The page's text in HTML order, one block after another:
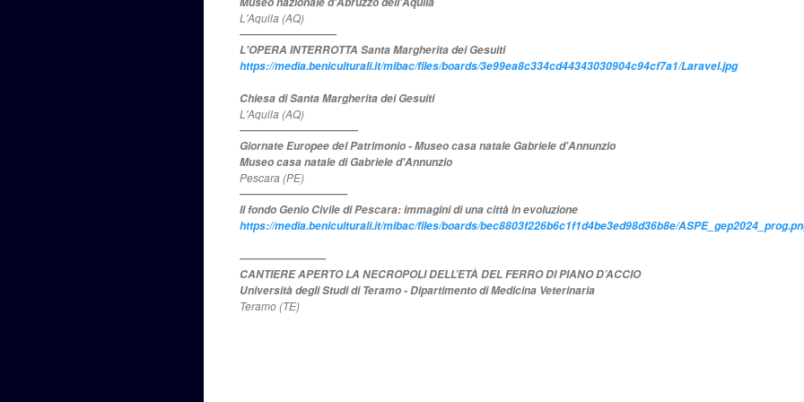
L'Aquila (AQ)
—————————
L'OPERA INTERROTTA Santa Margherita dei Gesuiti
https://media.beniculturali.it/mibac/files/boards/3e99ea8c334cd44343030904c94cf7a1/Laravel.jpg
Chiesa di Santa Margherita dei Gesuiti
L'Aquila (AQ)
———————————
Giornate Europee del Patrimonio - Museo casa natale Gabriele d'Annunzio
Museo casa natale di Gabriele d'Annunzio
Pescara (PE)
——————————
Il fondo Genio Civile di Pescara: immagini di una città in evoluzione
https://media.beniculturali.it/mibac/files/boards/bec8803f226b6c1f1d4be3ed98d36b8e/
————————
CANTIERE APERTO LA NECROPOLI DELL’ETÀ DEL FERRO DI PIANO D’ACCIO
Università degli Studi di Teramo - Dipartimento di Medicina Veterinaria
Teramo (TE)